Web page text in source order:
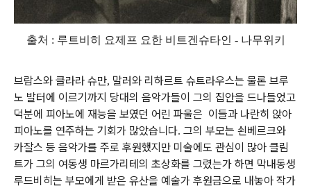
출처 : 루트비히 요제프 요한 비트겐슈타인 - 나무위키
브람스와 클라라 슈만, 말러와 리하르트 슈트라우스는 물론 브루
노 발터에 이르기까지 당대의 음악가들이 그의 집안을 드나들었고
덕분에 피아노에 재능을 보였던 어린 파울은 이들과 나란히 앉아
피아노를 연주하는 기회가 많았습니다. 그의 부모는 쇤베르크와
카잘스 등 음악가를 주로 후원했지만 미술에도 관심이 많아 클림
트가 그의 여동생 마르가리테의 초상화를 그렸는가 하면 막내동생
루드비히는 부모에게 받은 유산을 예술가 후원금으로 내놓아 작가